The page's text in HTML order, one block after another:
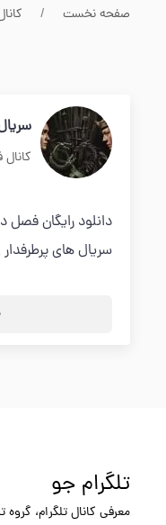
صفحه نخست
کانال
دانلود رایگان
سریال های پرطرفدار
تلگرام جو
معرفی کانال تلگرام، گروه